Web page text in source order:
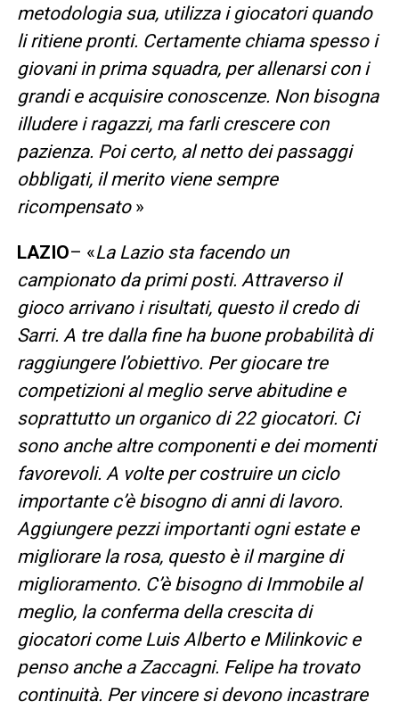
metodologia sua, utilizza i giocatori quando
li ritiene pronti. Certamente chiama spesso i
giovani in prima squadra, per allenarsi con i
grandi e acquisire conoscenze. Non bisogna
illudere i ragazzi, ma farli crescere con
pazienza. Poi certo, al netto dei passaggi
obbligati, il merito viene sempre
ricompensato»
LAZIO– «La Lazio sta facendo un
campionato da primi posti. Attraverso il
gioco arrivano i risultati, questo il credo di
Sarri. A tre dalla fine ha buone probabilità di
raggiungere l’obiettivo. Per giocare tre
competizioni al meglio serve abitudine e
soprattutto un organico di 22 giocatori. Ci
sono anche altre componenti e dei momenti
favorevoli. A volte per costruire un ciclo
importante c’è bisogno di anni di lavoro.
Aggiungere pezzi importanti ogni estate e
migliorare la rosa, questo è il margine di
miglioramento. C’è bisogno di Immobile al
meglio, la conferma della crescita di
giocatori come Luis Alberto e Milinkovic e
penso anche a Zaccagni. Felipe ha trovato
continuità. Per vincere si devono incastrare